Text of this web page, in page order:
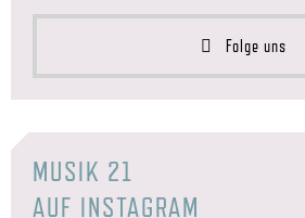
Folge uns
MUSIK 21
AUF INSTAGRAM